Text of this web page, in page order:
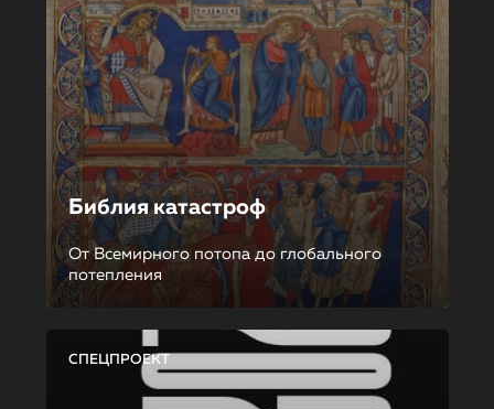
Библия катастроф
От Всемирного потопа до глобального
потепления
СПЕЦПРОЕКТ